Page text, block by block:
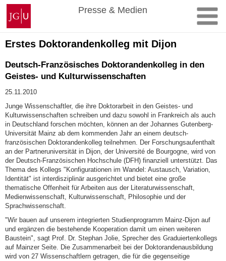
Zum
Inhalt
springen
Johannes
Gutenberg-
Universität
Mainz
Presse & Medien
Erstes Doktorandenkolleg mit Dijon
Deutsch-Französisches Doktorandenkolleg in den
Geistes- und Kulturwissenschaften
25.11.2010
Junge Wissenschaftler, die ihre Doktorarbeit in den Geistes- und
Kulturwissenschaften schreiben und dazu sowohl in Frankreich als auch
in Deutschland forschen möchten, können an der Johannes Gutenberg-
Universität Mainz ab dem kommenden Jahr an einem deutsch-
französischen Doktorandenkolleg teilnehmen. Der Forschungsaufenthalt
an der Partneruniversität in Dijon, der Université de Bourgogne, wird von
der Deutsch-Französischen Hochschule (DFH) finanziell unterstützt. Das
Thema des Kollegs "Konfigurationen im Wandel: Austausch, Variation,
Identität" ist interdisziplinär ausgerichtet und bietet eine große
thematische Offenheit für Arbeiten aus der Literaturwissenschaft,
Medienwissenschaft, Kulturwissenschaft, Philosophie und der
Sprachwissenschaft.
"Wir bauen auf unserem integrierten Studienprogramm Mainz-Dijon auf
und ergänzen die bestehende Kooperation damit um einen weiteren
Baustein", sagt Prof. Dr. Stephan Jolie, Sprecher des Graduiertenkollegs
auf Mainzer Seite. Die Zusammenarbeit bei der Doktorandenausbildung
wird von 27 Wissenschaftlern getragen, die für die gegenseitige